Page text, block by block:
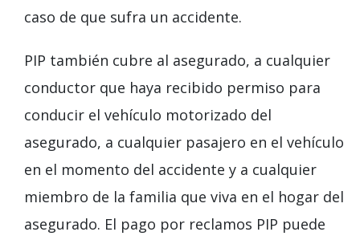
caso de que sufra un accidente.
PIP también cubre al asegurado, a cualquier
conductor que haya recibido permiso para
conducir el vehículo motorizado del
asegurado, a cualquier pasajero en el vehículo
en el momento del accidente y a cualquier
miembro de la familia que viva en el hogar del
asegurado. El pago por reclamos PIP puede